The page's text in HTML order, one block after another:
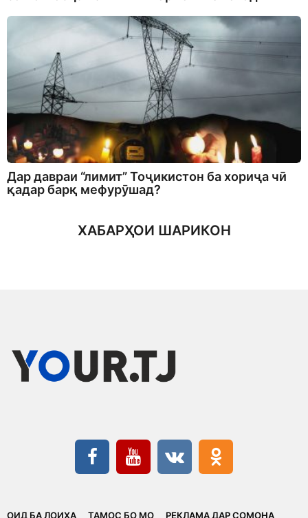
Дар давраи “лимит” Тоҷикистон ба хориҷа чӣ
қадар барқ мефурӯшад?
ХАБАРҲОИ ШАРИКОН
ОИД БА ЛОИҲА ТАМОС БО МО РЕКЛАМА ДАР СОМОНА